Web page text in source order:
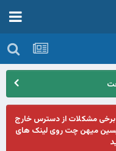
مشکلات از دسترس خارج
میهن چت روی لینک های